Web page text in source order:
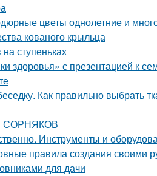
цветы однолетние и
кованого крыльца
ступеньках
с презентацией к
Как правильно выбрать
СОРНЯКОВ
Инструменты и
правила создания своими
для дачи